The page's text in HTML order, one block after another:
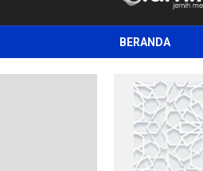
siarnitas
Jernih
BERANDA